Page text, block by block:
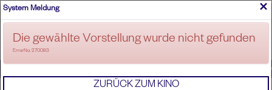
ANMELDEN
×
System Meldung
Die gewählte Vorstellung wurde nicht gefunden
ErrorNo. 270083
ZURÜCK ZUM KINO